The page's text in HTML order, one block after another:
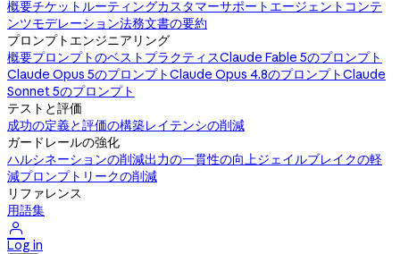
概要チケットルーティングカスタマーサポートエージェント コンテ
ンツモデレーション法務文書の要約
プロンプトエンジニアリング
概要プロンプトのベストプラクティスClaude Fable 5のプロンプト
Claude Opus 5のプロンプトClaude Opus 4.8のプロンプトClaude
Sonnet 5のプロンプト
テストと評価
成功の定義と評価の構築レイテンシの削減
ガードレールの強化
ハルシネーションの削減出力の一貫性の向上ジェイルブレイクの軽
減プロンプトリークの削減
リファレンス
用語集

Log in